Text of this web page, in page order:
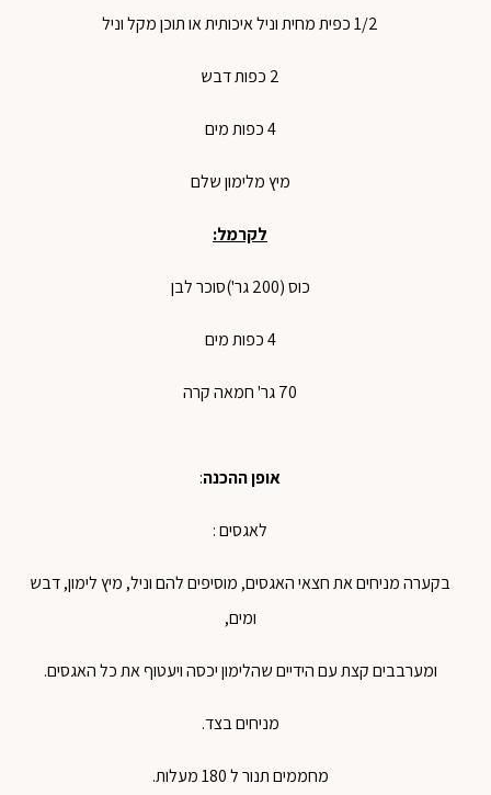
1/2 כפית מחית וניל איכותית או תוכן מקל וניל
2 כפות דבש
4 כפות מים
מיץ מלימון שלם
לקרמל:
כוס (200 גר')סוכר לבן
4 כפות מים
70 גר' חמאה קרה
אופן ההכנה:
לאגסים :
בקערה מניחים את חצאי האגסים, מוסיפים להם וניל, מיץ לימון, דבש
ומים,
ומערבבים קצת עם הידיים שהלימון יכסה ויעטוף את כל האגסים.
מניחים בצד.
מחממים תנור ל 180 מעלות.